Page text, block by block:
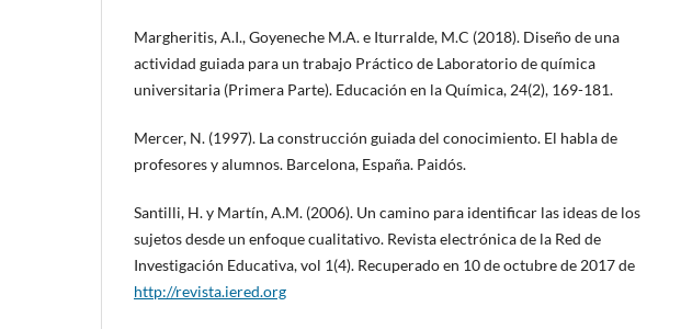
Margheritis, A.I., Goyeneche M.A. e Iturralde, M.C (2018). Diseño de una
actividad guiada para un trabajo Práctico de Laboratorio de química
universitaria (Primera Parte). Educación en la Química, 24(2), 169-181.
Mercer, N. (1997). La construcción guiada del conocimiento. El habla de
profesores y alumnos. Barcelona, España. Paidós.
Santilli, H. y Martín, A.M. (2006). Un camino para identificar las ideas de los
sujetos desde un enfoque cualitativo. Revista electrónica de la Red de
Investigación Educativa, vol 1(4). Recuperado en 10 de octubre de 2017 de
http://revista.iered.org